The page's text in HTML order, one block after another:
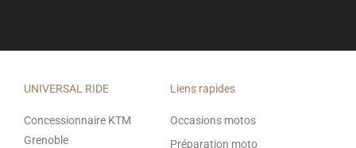
UNIVERSAL RIDE
Concessionnaire KTM
Grenoble
Liens rapides
Occasions motos
Préparation moto